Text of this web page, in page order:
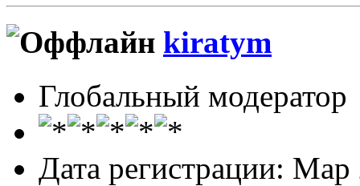
kiratym
Глобальный модератор
Дата регистрации: Мар